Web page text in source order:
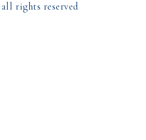
rights reserved